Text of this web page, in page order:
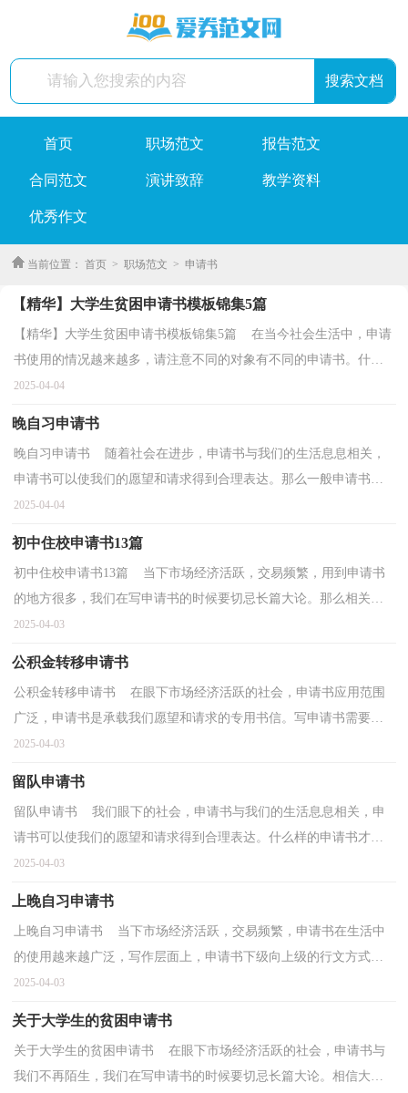
首页 职场范文 报告范文
合同范文 演讲致辞 教学资料
优秀作文
当前位置： 首页 > 职场范文 > 申请书
【精华】大学生贫困申请书模板锦集5篇
【精华】大学生贫困申请书模板锦集5篇 在当今社会生活中，申请
书使用的情况越来越多，请注意不同的对象有不同的申请书。什么
样的申请书才是合理的呢？下面是小编整理的大学生...
2025-04-04
晚自习申请书
晚自习申请书 随着社会在进步，申请书与我们的生活息息相关，
申请书可以使我们的愿望和请求得到合理表达。那么一般申请书是
怎么写的呢？以下是小编帮大家整理的晚自习申请书，仅...
2025-04-04
初中住校申请书13篇
初中住校申请书13篇 当下市场经济活跃，交易频繁，用到申请书
的地方很多，我们在写申请书的时候要切忌长篇大论。那么相关的
申请书到底怎么写呢？以下是小编为大家收集的初中住校...
2025-04-03
公积金转移申请书
公积金转移申请书 在眼下市场经济活跃的社会，申请书应用范围
广泛，申请书是承载我们愿望和请求的专用书信。写申请书需要注
意哪些问题呢？下面是小编为大家整理的公积金转移申...
2025-04-03
留队申请书
留队申请书 我们眼下的社会，申请书与我们的生活息息相关，申
请书可以使我们的愿望和请求得到合理表达。什么样的申请书才是
合理的呢？下面是小编为大家整理的留队申请书，欢迎大...
2025-04-03
上晚自习申请书
上晚自习申请书 当下市场经济活跃，交易频繁，申请书在生活中
的使用越来越广泛，写作层面上，申请书下级向上级的行文方式。
相信大家又在为写申请书犯愁了吧！下面是小编为大家整理...
2025-04-03
关于大学生的贫困申请书
关于大学生的贫困申请书 在眼下市场经济活跃的社会，申请书与
我们不再陌生，我们在写申请书的时候要切忌长篇大论。相信大家